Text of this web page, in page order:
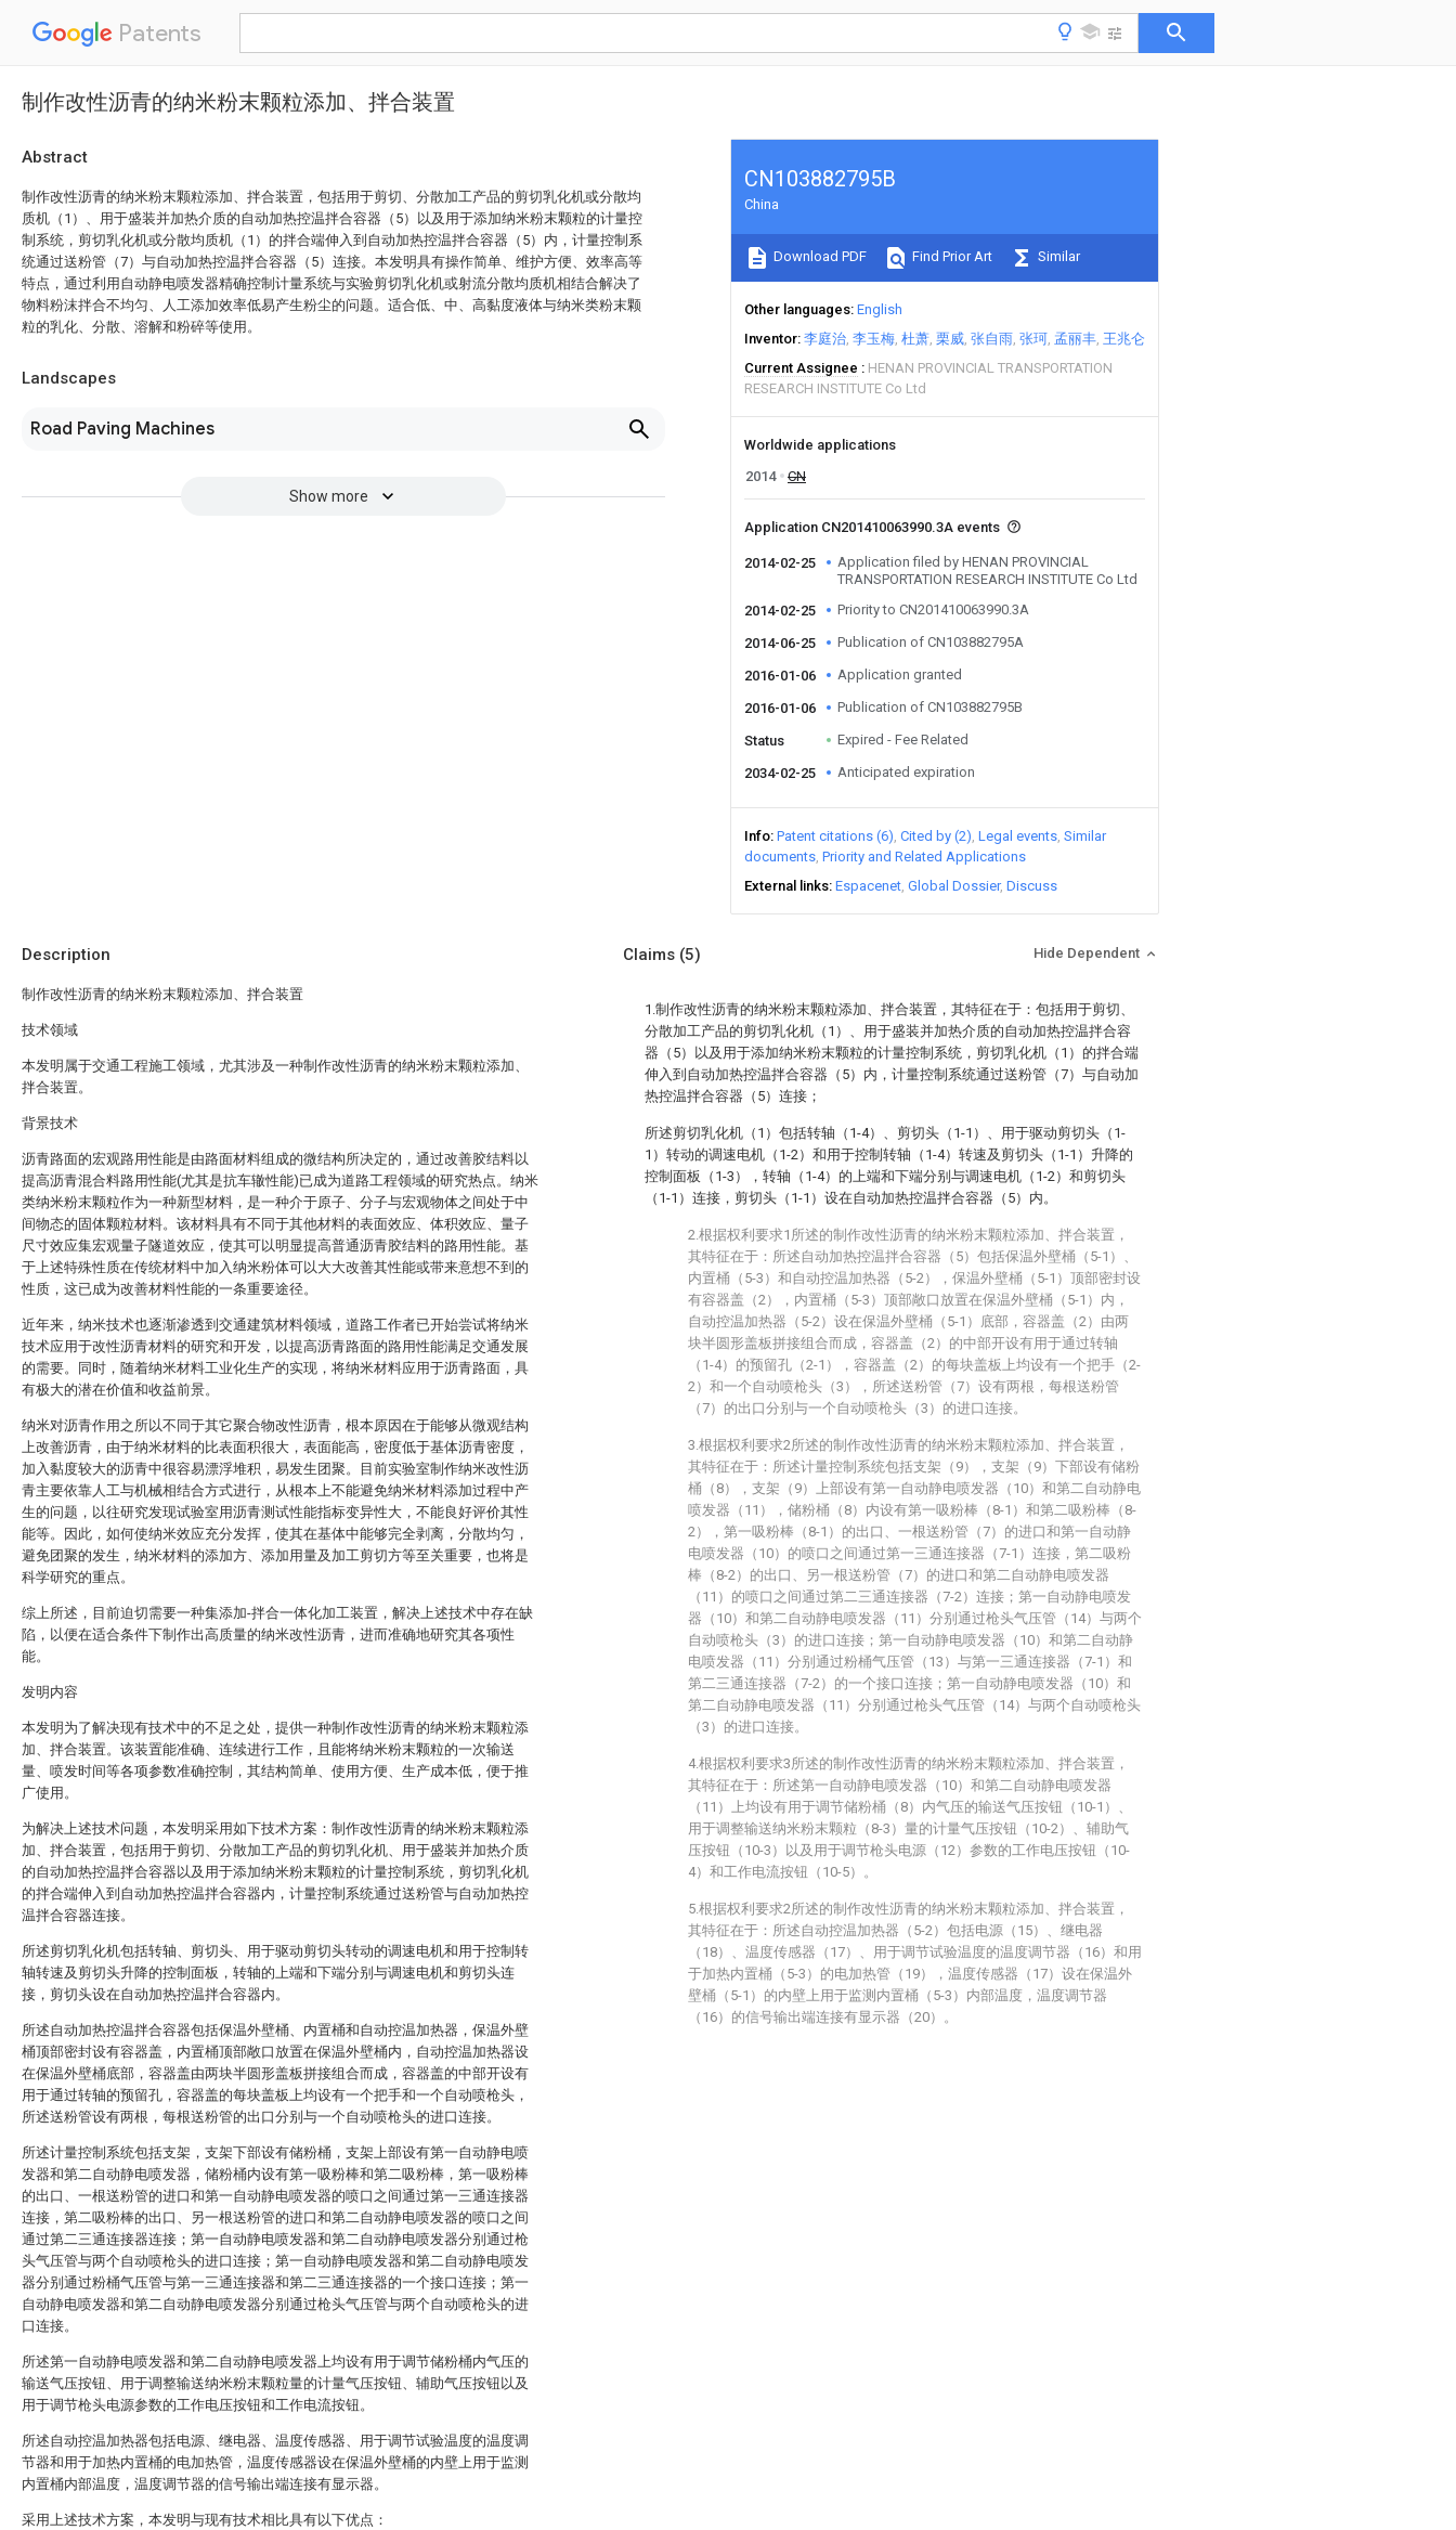
Patents
制作改性沥青的纳米粉末颗粒添加、拌合装置
Abstract
制作改性沥青的纳米粉末颗粒添加、拌合装置，包括用于剪切、分散加工产品的剪切乳化机或分散均
质机（1）、用于盛装并加热介质的自动加热控温拌合容器（5）以及用于添加纳米粉末颗粒的计量控
制系统，剪切乳化机或分散均质机（1）的拌合端伸入到自动加热控温拌合容器（5）内，计量控制系
统通过送粉管（7）与自动加热控温拌合容器（5）连接。本发明具有操作简单、维护方便、效率高等
特点，通过利用自动静电喷发器精确控制计量系统与实验剪切乳化机或射流分散均质机相结合解决了
物料粉沫拌合不均匀、人工添加效率低易产生粉尘的问题。适合低、中、高黏度液体与纳米类粉末颗
粒的乳化、分散、溶解和粉碎等使用。
Landscapes
Road Paving Machines
Show more
CN103882795B
China
Download PDF Find Prior Art Similar
Other languages English
Inventor 李庭治 李玉梅 杜萧 栗威 张自雨 张珂 孟丽丰 王兆仑
Current Assignee
HENAN PROVINCIAL TRANSPORTATION
RESEARCH INSTITUTE Co Ltd
Worldwide applications
2014
CN
Application CN201410063990.3A events
2014-02-25
Application filed by HENAN PROVINCIAL
TRANSPORTATION RESEARCH INSTITUTE Co Ltd
2014-02-25
Priority to CN201410063990.3A
2014-06-25 Publication of CN103882795A
2016-01-06 Application granted
2016-01-06 Publication of CN103882795B
Status Expired - Fee Related
2034-02-25 Anticipated expiration
Info Patent citations (6) Cited by (2) Legal events Similar
documents Priority and Related Applications
External links Espacenet Global Dossier Discuss
Description
制作改性沥青的纳米粉末颗粒添加、拌合装置
技术领域
本发明属于交通工程施工领域，尤其涉及一种制作改性沥青的纳米粉末颗粒添加、
拌合装置。
背景技术
沥青路面的宏观路用性能是由路面材料组成的微结构所决定的，通过改善胶结料以
提高沥青混合料路用性能(尤其是抗车辙性能)已成为道路工程领域的研究热点。纳米
类纳米粉末颗粒作为一种新型材料，是一种介于原子、分子与宏观物体之间处于中
间物态的固体颗粒材料。该材料具有不同于其他材料的表面效应、体积效应、量子
尺寸效应集宏观量子隧道效应，使其可以明显提高普通沥青胶结料的路用性能。基
于上述特殊性质在传统材料中加入纳米粉体可以大大改善其性能或带来意想不到的
性质，这已成为改善材料性能的一条重要途径。
近年来，纳米技术也逐渐渗透到交通建筑材料领域，道路工作者已开始尝试将纳米
技术应用于改性沥青材料的研究和开发，以提高沥青路面的路用性能满足交通发展
的需要。同时，随着纳米材料工业化生产的实现，将纳米材料应用于沥青路面，具
有极大的潜在价值和收益前景。
纳米对沥青作用之所以不同于其它聚合物改性沥青，根本原因在于能够从微观结构
上改善沥青，由于纳米材料的比表面积很大，表面能高，密度低于基体沥青密度，
加入黏度较大的沥青中很容易漂浮堆积，易发生团聚。目前实验室制作纳米改性沥
青主要依靠人工与机械相结合方式进行，从根本上不能避免纳米材料添加过程中产
生的问题，以往研究发现试验室用沥青测试性能指标变异性大，不能良好评价其性
能等。因此，如何使纳米效应充分发挥，使其在基体中能够完全剥离，分散均匀，
避免团聚的发生，纳米材料的添加方、添加用量及加工剪切方等至关重要，也将是
科学研究的重点。
综上所述，目前迫切需要一种集添加-拌合一体化加工装置，解决上述技术中存在缺
陷，以便在适合条件下制作出高质量的纳米改性沥青，进而准确地研究其各项性
能。
发明内容
本发明为了解决现有技术中的不足之处，提供一种制作改性沥青的纳米粉末颗粒添
加、拌合装置。该装置能准确、连续进行工作，且能将纳米粉末颗粒的一次输送
量、喷发时间等各项参数准确控制，其结构简单、使用方便、生产成本低，便于推
广使用。
为解决上述技术问题，本发明采用如下技术方案：制作改性沥青的纳米粉末颗粒添
加、拌合装置，包括用于剪切、分散加工产品的剪切乳化机、用于盛装并加热介质
的自动加热控温拌合容器以及用于添加纳米粉末颗粒的计量控制系统，剪切乳化机
的拌合端伸入到自动加热控温拌合容器内，计量控制系统通过送粉管与自动加热控
温拌合容器连接。
所述剪切乳化机包括转轴、剪切头、用于驱动剪切头转动的调速电机和用于控制转
轴转速及剪切头升降的控制面板，转轴的上端和下端分别与调速电机和剪切头连
接，剪切头设在自动加热控温拌合容器内。
所述自动加热控温拌合容器包括保温外壁桶、内置桶和自动控温加热器，保温外壁
桶顶部密封设有容器盖，内置桶顶部敞口放置在保温外壁桶内，自动控温加热器设
在保温外壁桶底部，容器盖由两块半圆形盖板拼接组合而成，容器盖的中部开设有
用于通过转轴的预留孔，容器盖的每块盖板上均设有一个把手和一个自动喷枪头，
所述送粉管设有两根，每根送粉管的出口分别与一个自动喷枪头的进口连接。
所述计量控制系统包括支架，支架下部设有储粉桶，支架上部设有第一自动静电喷
发器和第二自动静电喷发器，储粉桶内设有第一吸粉棒和第二吸粉棒，第一吸粉棒
的出口、一根送粉管的进口和第一自动静电喷发器的喷口之间通过第一三通连接器
连接，第二吸粉棒的出口、另一根送粉管的进口和第二自动静电喷发器的喷口之间
通过第二三通连接器连接；第一自动静电喷发器和第二自动静电喷发器分别通过枪
头气压管与两个自动喷枪头的进口连接；第一自动静电喷发器和第二自动静电喷发
器分别通过粉桶气压管与第一三通连接器和第二三通连接器的一个接口连接；第一
自动静电喷发器和第二自动静电喷发器分别通过枪头气压管与两个自动喷枪头的进
口连接。
所述第一自动静电喷发器和第二自动静电喷发器上均设有用于调节储粉桶内气压的
输送气压按钮、用于调整输送纳米粉末颗粒量的计量气压按钮、辅助气压按钮以及
用于调节枪头电源参数的工作电压按钮和工作电流按钮。
所述自动控温加热器包括电源、继电器、温度传感器、用于调节试验温度的温度调
节器和用于加热内置桶的电加热管，温度传感器设在保温外壁桶的内壁上用于监测
内置桶内部温度，温度调节器的信号输出端连接有显示器。
采用上述技术方案，本发明与现有技术相比具有以下优点：
Claims (5) Hide Dependent
1.制作改性沥青的纳米粉末颗粒添加、拌合装置，其特征在于：包括用于剪切、
分散加工产品的剪切乳化机（1）、用于盛装并加热介质的自动加热控温拌合容
器（5）以及用于添加纳米粉末颗粒的计量控制系统，剪切乳化机（1）的拌合端
伸入到自动加热控温拌合容器（5）内，计量控制系统通过送粉管（7）与自动加
热控温拌合容器（5）连接；
所述剪切乳化机（1）包括转轴（1-4）、剪切头（1-1）、用于驱动剪切头（1-
1）转动的调速电机（1-2）和用于控制转轴（1-4）转速及剪切头（1-1）升降的
控制面板（1-3），转轴（1-4）的上端和下端分别与调速电机（1-2）和剪切头
（1-1）连接，剪切头（1-1）设在自动加热控温拌合容器（5）内。
2.根据权利要求1所述的制作改性沥青的纳米粉末颗粒添加、拌合装置，
其特征在于：所述自动加热控温拌合容器（5）包括保温外壁桶（5-1）、
内置桶（5-3）和自动控温加热器（5-2），保温外壁桶（5-1）顶部密封设
有容器盖（2），内置桶（5-3）顶部敞口放置在保温外壁桶（5-1）内，
自动控温加热器（5-2）设在保温外壁桶（5-1）底部，容器盖（2）由两
块半圆形盖板拼接组合而成，容器盖（2）的中部开设有用于通过转轴
（1-4）的预留孔（2-1），容器盖（2）的每块盖板上均设有一个把手（2-
2）和一个自动喷枪头（3），所述送粉管（7）设有两根，每根送粉管
（7）的出口分别与一个自动喷枪头（3）的进口连接。
3.根据权利要求2所述的制作改性沥青的纳米粉末颗粒添加、拌合装置，
其特征在于：所述计量控制系统包括支架（9），支架（9）下部设有储粉
桶（8），支架（9）上部设有第一自动静电喷发器（10）和第二自动静电
喷发器（11），储粉桶（8）内设有第一吸粉棒（8-1）和第二吸粉棒（8-
2），第一吸粉棒（8-1）的出口、一根送粉管（7）的进口和第一自动静
电喷发器（10）的喷口之间通过第一三通连接器（7-1）连接，第二吸粉
棒（8-2）的出口、另一根送粉管（7）的进口和第二自动静电喷发器
（11）的喷口之间通过第二三通连接器（7-2）连接；第一自动静电喷发
器（10）和第二自动静电喷发器（11）分别通过枪头气压管（14）与两个
自动喷枪头（3）的进口连接；第一自动静电喷发器（10）和第二自动静
电喷发器（11）分别通过粉桶气压管（13）与第一三通连接器（7-1）和
第二三通连接器（7-2）的一个接口连接；第一自动静电喷发器（10）和
第二自动静电喷发器（11）分别通过枪头气压管（14）与两个自动喷枪头
（3）的进口连接。
4.根据权利要求3所述的制作改性沥青的纳米粉末颗粒添加、拌合装置，
其特征在于：所述第一自动静电喷发器（10）和第二自动静电喷发器
（11）上均设有用于调节储粉桶（8）内气压的输送气压按钮（10-1）、
用于调整输送纳米粉末颗粒（8-3）量的计量气压按钮（10-2）、辅助气
压按钮（10-3）以及用于调节枪头电源（12）参数的工作电压按钮（10-
4）和工作电流按钮（10-5）。
5.根据权利要求2所述的制作改性沥青的纳米粉末颗粒添加、拌合装置，
其特征在于：所述自动控温加热器（5-2）包括电源（15）、继电器
（18）、温度传感器（17）、用于调节试验温度的温度调节器（16）和用
于加热内置桶（5-3）的电加热管（19），温度传感器（17）设在保温外
壁桶（5-1）的内壁上用于监测内置桶（5-3）内部温度，温度调节器
（16）的信号输出端连接有显示器（20）。